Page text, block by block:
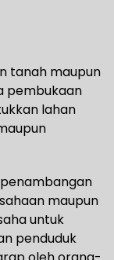
tanah maupun
pembukaan
lahan
maupun
untuk
penduduk